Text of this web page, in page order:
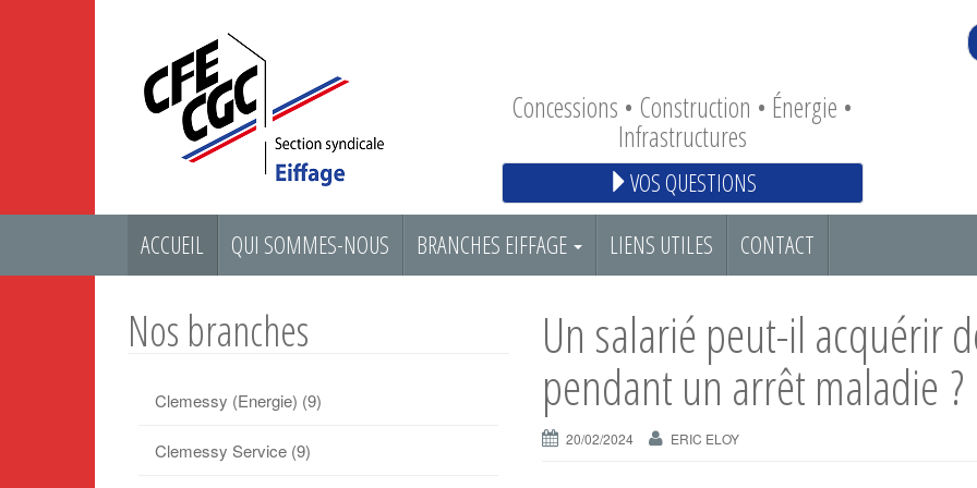
Concessions • Construction • Énergie •
Infrastructures
VOS QUESTIONS
ACCUEIL QUI SOMMES-NOUS BRANCHES EIFFAGE LIENS UTILES CONTACT
Un salarié peut-il acquérir
pendant un arrêt maladie ?
20/02/2024 ERIC ELOY
Nos branches
Clemessy (Energie) (9)
Clemessy Service (9)